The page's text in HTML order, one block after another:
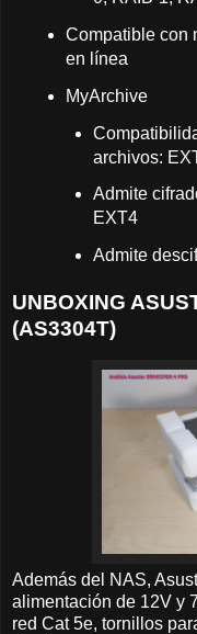
Compatible con
en línea
MyArchive
archivos:
Admite
EXT4
Admite
UNBOXING
(AS3304T)
Además del NAS,
alimentación de 12V y
red Cat 5e, tornillos